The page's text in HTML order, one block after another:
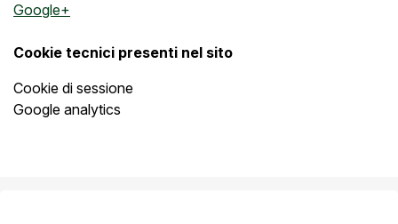
Google+
Cookie tecnici presenti nel sito
Cookie di sessione
Google analytics